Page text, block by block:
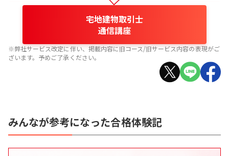
宅地建物取引士
通信講座
※弊社サービス改定に伴い、掲載内容に旧コース/旧サービス内容の表現がご
ざいます。予めご了承ください。
みんなが参考になった合格体験記